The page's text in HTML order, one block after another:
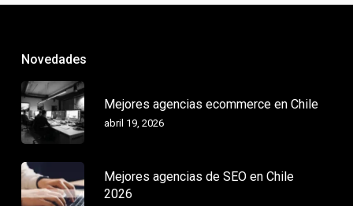
Novedades
Mejores agencias ecommerce en Chile
abril 19, 2026
Mejores agencias de SEO en Chile
2026